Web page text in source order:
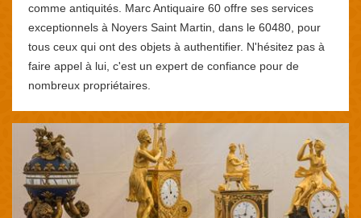
comme antiquités. Marc Antiquaire 60 offre ses services
exceptionnels à Noyers Saint Martin, dans le 60480, pour
tous ceux qui ont des objets à authentifier. N'hésitez pas à
faire appel à lui, c'est un expert de confiance pour de
nombreux propriétaires.